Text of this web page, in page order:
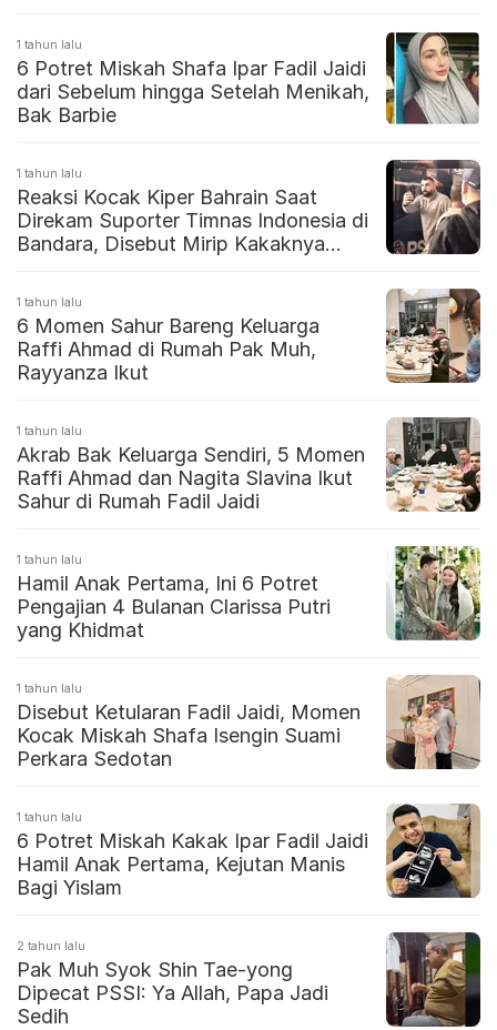
1 tahun lalu
6 Potret Miskah Shafa Ipar Fadil Jaidi
dari Sebelum hingga Setelah Menikah,
Bak Barbie
1 tahun lalu
Reaksi Kocak Kiper Bahrain Saat
Direkam Suporter Timnas Indonesia di
Bandara, Disebut Mirip Kakaknya
1 tahun lalu
6 Momen Sahur Bareng Keluarga
Raffi Ahmad di Rumah Pak Muh,
Rayyanza Ikut
1 tahun lalu
Akrab Bak Keluarga Sendiri, 5 Momen
Raffi Ahmad dan Nagita Slavina Ikut
Sahur di Rumah Fadil Jaidi
1 tahun lalu
Hamil Anak Pertama, Ini 6 Potret
Pengajian 4 Bulanan Clarissa Putri
yang Khidmat
1 tahun lalu
Disebut Ketularan Fadil Jaidi, Momen
Kocak Miskah Shafa Isengin Suami
Perkara Sedotan
1 tahun lalu
6 Potret Miskah Kakak Ipar Fadil Jaidi
Hamil Anak Pertama, Kejutan Manis
Bagi Yislam
2 tahun lalu
Pak Muh Syok Shin Tae-yong
Dipecat PSSI: Ya Allah, Papa Jadi
Sedih